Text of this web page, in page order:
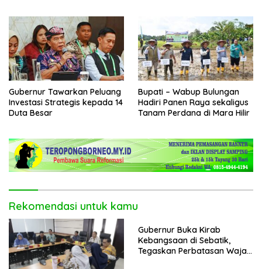
Gubernur Tawarkan Peluang
Investasi Strategis kepada 14
Duta Besar
Bupati – Wabup Bulungan
Hadiri Panen Raya sekaligus
Tanam Perdana di Mara Hilir
Rekomendasi untuk kamu
Gubernur Buka Kirab
Kebangsaan di Sebatik,
Tegaskan Perbatasan Wajah